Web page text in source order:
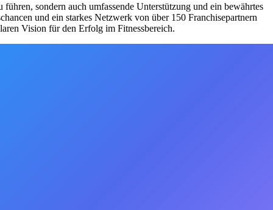
sondern auch umfassende Unterstützung und ein bewährtes
und ein starkes Netzwerk von über 150 Franchisepartnern
Vision für den Erfolg im Fitnessbereich.